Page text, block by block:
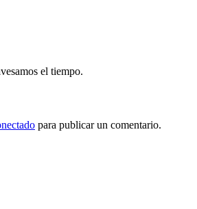
el tiempo.
para publicar un comentario.